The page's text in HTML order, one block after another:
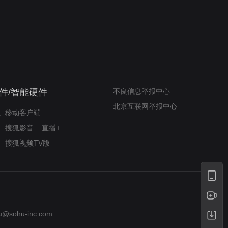
/智能硬件
移动客户端
搜狐影音
直播+
搜狐视频TV版
不良信息举报中心
北京互联网举报中心
inc.com